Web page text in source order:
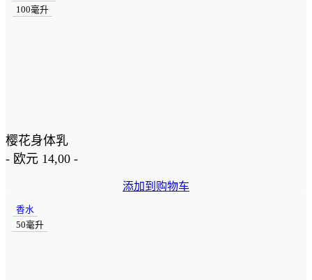
100毫升
樱花身体乳
- 欧元 14,00 -
添加到购物车
香水
50毫升